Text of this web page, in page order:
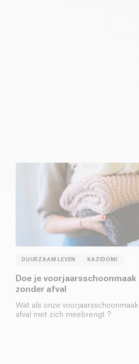
DUURZAAM LEVEN KAZIDOMI
Doe je voorjaarsschoonmaak
zonder afval
Wat als onze
afval met zich meebrengt ?